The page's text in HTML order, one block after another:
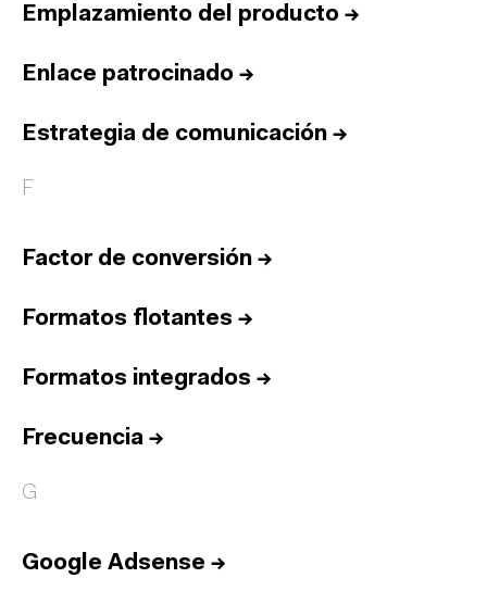
Emplazamiento del producto →
Enlace patrocinado →
Estrategia de comunicación →
F
Factor de conversión →
Formatos flotantes →
Formatos integrados →
Frecuencia →
G
Google Adsense →